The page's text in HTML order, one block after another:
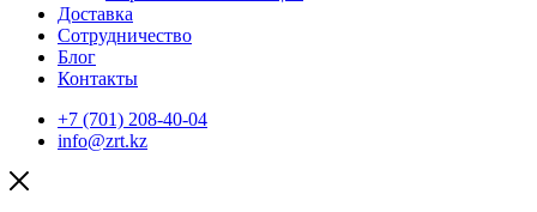
Доставка
Сотрудничество
Блог
Контакты
+7 (701) 208-40-04
info@zrt.kz